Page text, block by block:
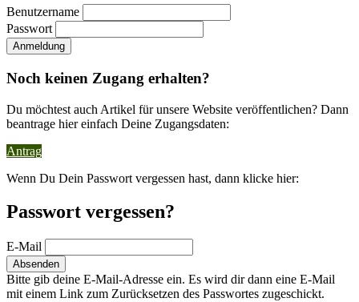
Benutzername
Passwort
Noch keinen Zugang erhalten?
Du möchtest auch Artikel für unsere Website veröffentlichen? Dann
beantrage hier einfach Deine Zugangsdaten:
Antrag
Wenn Du Dein Passwort vergessen hast, dann klicke hier:
Passwort vergessen?
E-Mail
Bitte gib deine E-Mail-Adresse ein. Es wird dir dann eine E-Mail
mit einem Link zum Zurücksetzen des Passwortes zugeschickt.